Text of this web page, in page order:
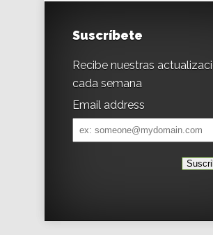
Suscríbete
Recibe nuestras
cada semana
Email address
Email
address